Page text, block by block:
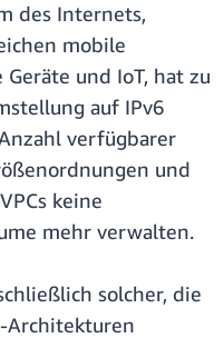
des Internets,
mobile
und IoT, hat zu
auf IPv6
verfügbarer
und
keine
mehr verwalten.
solcher, die
Architekturen